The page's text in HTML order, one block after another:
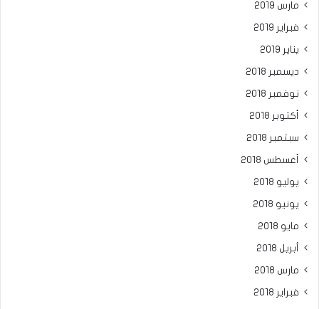
مارس 2019
فبراير 2019
يناير 2019
ديسمبر 2018
نوفمبر 2018
أكتوبر 2018
سبتمبر 2018
أغسطس 2018
يوليو 2018
يونيو 2018
مايو 2018
أبريل 2018
مارس 2018
فبراير 2018